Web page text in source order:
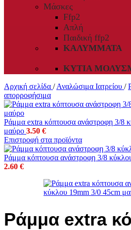
Μάσκες
Ffp2
Απλή
Παιδική ffp2
ΚΑΛΎΜΜΑΤΑ
ΚΥΤΊΑ
Αρχική σελίδα / Αναλώσιμα Ιατρείου /
απορροφήσιμα
Ράμμα extra κόπτουσα ανάστροφη 3/8
μαύρο 3.50 €
Επιστροφή στα προϊόντα
Ράμμα κόπτουσα ανάστροφη 3/8
2.60 €
Ράμμα extra